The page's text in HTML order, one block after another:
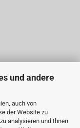
und andere
auch von
der Website zu
analysieren und Ihnen